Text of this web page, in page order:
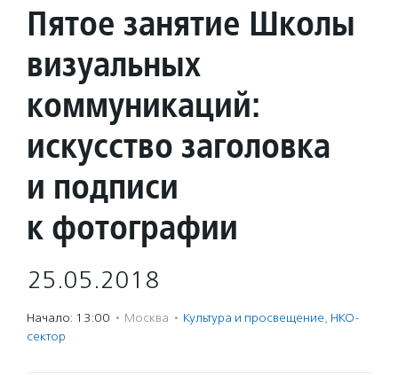
Пятое занятие Школы
визуальных
коммуникаций:
искусство заголовка
и подписи
к фотографии
25.05.2018
Начало: 13:00 · Москва · Культура и просвещение, НКО-
сектор